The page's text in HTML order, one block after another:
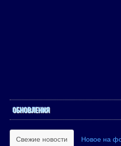
ОБНОВЛЕНИЯ
Свежие новости Новое на